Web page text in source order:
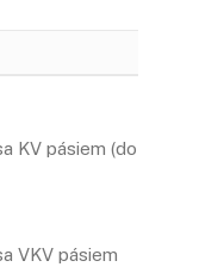
KV pásiem (do
VKV pásiem